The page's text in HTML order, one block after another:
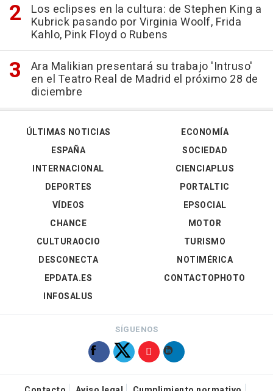
Los eclipses en la cultura: de Stephen King a
Kubrick pasando por Virginia Woolf, Frida
Kahlo, Pink Floyd o Rubens
Ara Malikian presentará su trabajo 'Intruso'
en el Teatro Real de Madrid el próximo 28 de
diciembre
ÚLTIMAS NOTICIAS
ESPAÑA
INTERNACIONAL
DEPORTES
VÍDEOS
ECONOMÍA
SOCIEDAD
CIENCIAPLUS
PORTALTIC
EPSOCIAL
CHANCE
CULTURAOCIO
DESCONECTA
EPDATA.ES
INFOSALUS
MOTOR
TURISMO
NOTIMÉRICA
CONTACTOPHOTO
SÍGUENOS